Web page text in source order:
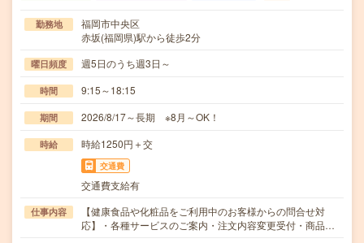
勤務地
福岡市中央区
赤坂(福岡県)駅から徒歩2分
曜日頻度 週5日のうち週3日～
時間 9:15～18:15
期間 2026/8/17～長期 ※8月～OK！
時給 時給1250円＋交
交通費
交通費支給有
仕事内容
【健康食品や化粧品をご利用中のお客様からの問合せ対
応】・各種サービスのご案内・注文内容変更受付・商品…